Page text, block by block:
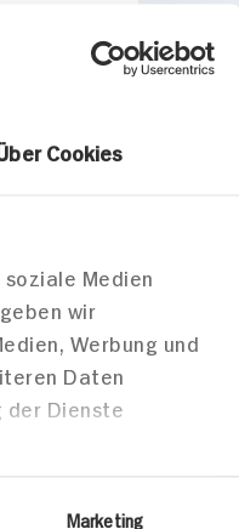
Cookies
Medien
wir
Werbung und
Daten
der Dienste
Marketing